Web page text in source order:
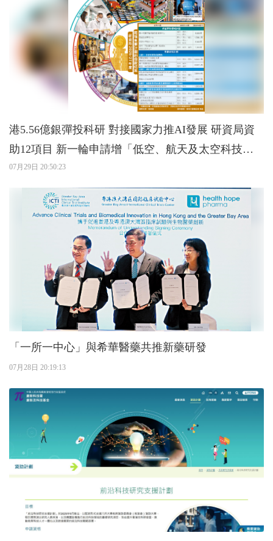
港5.56億銀彈投科研 對接國家力推AI發展 研資局資
助12項目 新一輪申請增「低空、航天及太空科技」
範疇
07月29日 20:50:23
「一所一中心」與希華醫藥共推新藥研發
07月28日 20:19:13